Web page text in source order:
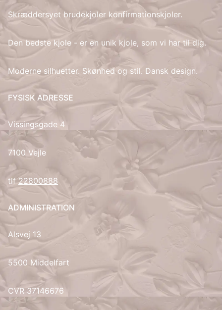
Skræddersyet brudekjoler konfirmationskjoler.
Den bedste kjole - er en unik kjole, som vi har til dig.
Moderne silhuetter. Skønhed og stil. Dansk design.
FYSISK ADRESSE
Vissingsgade 4
7100 Vejle
tlf22800888
ADMINISTRATION
Alsvej 13
5500 Middelfart
CVR 37146676